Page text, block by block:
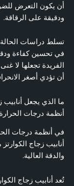
أن يكون التعرض
ودقيقة على الرقاقة.
تسلط دراسات الحالة
في تحسين كفاءة
الفريدة تجعلها لا
أن تؤدي أصغر
ما الذي يجعل أنابيب
أنظمة درجات الحرارة
في أنظمة درجات
أنابيب زجاج
والدقة العالية.
تُعد أنابيب زجاج